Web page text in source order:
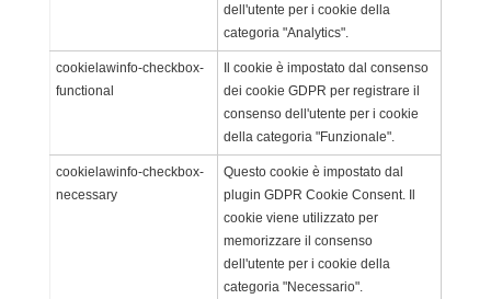
dell'utente per i cookie della
categoria "Analytics".
cookielawinfo-checkbox-
functional
Il cookie è impostato dal consenso
dei cookie GDPR per registrare il
consenso dell'utente per i cookie
della categoria "Funzionale".
cookielawinfo-checkbox-
necessary
Questo cookie è impostato dal
plugin GDPR Cookie Consent. Il
cookie viene utilizzato per
memorizzare il consenso
dell'utente per i cookie della
categoria "Necessario".